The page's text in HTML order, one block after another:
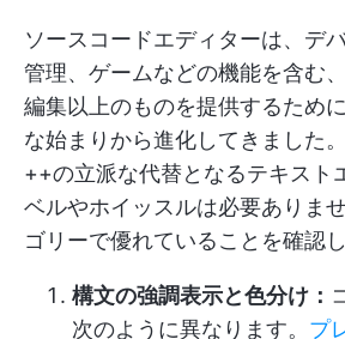
ソースコードエディターは、デ
管理、ゲームなどの機能を含む
編集以上のものを提供するため
な始まりから進化してきました
++の立派な代替となるテキスト
ベルやホイッスルは必要ありま
ゴリーで優れていることを確認
構文の強調表示と色分け：
次のように異なります。 プ